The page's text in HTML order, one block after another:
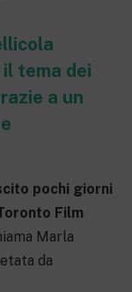
tema dei
a un
pochi giorni
Film
Marla
da